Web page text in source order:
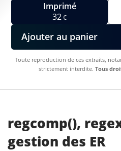
Imprimé
32€
Ajouter au panier
Toute reproduction de ces extraits,
strictement interdite. Tous
regcomp(),
gestion des ER